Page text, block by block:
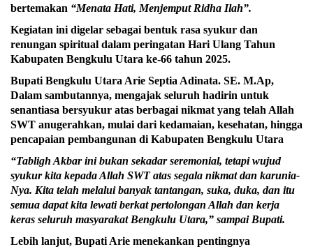
bertemakan “Menata Hati, Menjemput Ridha Ilah”.
Kegiatan ini digelar sebagai bentuk rasa syukur dan
renungan spiritual dalam peringatan Hari Ulang Tahun
Kabupaten Bengkulu Utara ke-66 tahun 2025.
Bupati Bengkulu Utara Arie Septia Adinata. SE. M.Ap,
Dalam sambutannya, mengajak seluruh hadirin untuk
senantiasa bersyukur atas berbagai nikmat yang telah Allah
SWT anugerahkan, mulai dari kedamaian, kesehatan, hingga
pencapaian pembangunan di Kabupaten Bengkulu Utara
“Tabligh Akbar ini bukan sekadar seremonial, tetapi wujud
syukur kita kepada Allah SWT atas segala nikmat dan karunia-
Nya. Kita telah melalui banyak tantangan, suka, duka, dan itu
semua dapat kita lewati berkat pertolongan Allah dan kerja
keras seluruh masyarakat Bengkulu Utara,” sampai Bupati.
Lebih lanjut, Bupati Arie menekankan pentingnya